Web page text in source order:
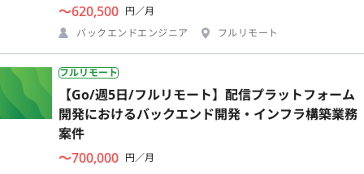
〜620,500 円／月
バックエンドエンジニア
フルリモート
フルリモート
【Go/週5日/フルリモート】配信プラットフォーム
開発におけるバックエンド開発・インフラ構築業務
案件
〜700,000 円／月